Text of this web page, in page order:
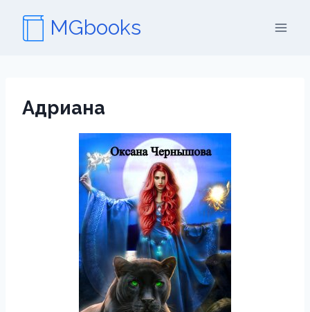
содержимому
MGbooks
Адриана